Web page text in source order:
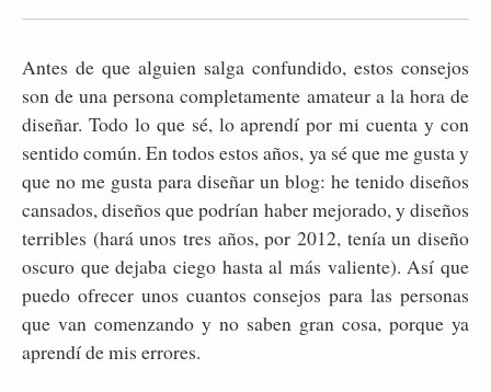
Antes de que alguien salga confundido, estos consejos
son de una persona completamente amateur a la hora de
diseñar. Todo lo que sé, lo aprendí por mi cuenta y con
sentido común. En todos estos años, ya sé que me gusta y
que no me gusta para diseñar un blog: he tenido diseños
cansados, diseños que podrían haber mejorado, y diseños
terribles (hará unos tres años, por 2012, tenía un diseño
oscuro que dejaba ciego hasta al más valiente). Así que
puedo ofrecer unos cuantos consejos para las personas
que van comenzando y no saben gran cosa, porque ya
aprendí de mis errores.